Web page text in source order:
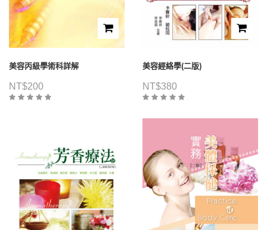
美容丙級學術科詳解
NT$200
美容經絡學(二版)
NT$380